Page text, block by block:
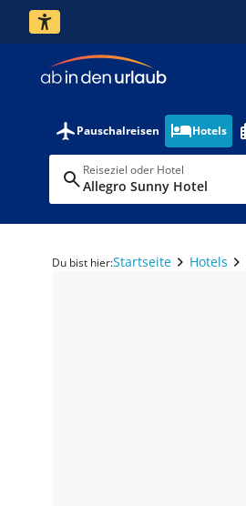
Pauschalreisen Hotels
Reiseziel oder Hotel
Allegro Sunny Hotel
Du bist hier:Startseite Hotels